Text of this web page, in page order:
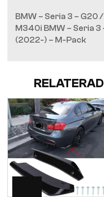
BMW – Seria 3 – G20
M340i BMW – Seria 3
(2022-) – M-Pack
Visa